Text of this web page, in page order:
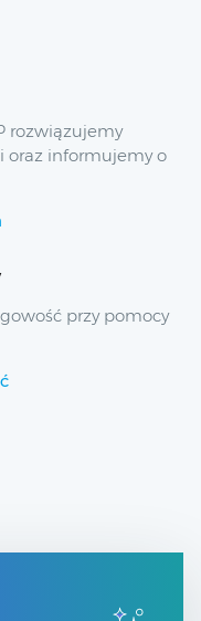
rozwiązujemy
oraz informujemy o
przy pomocy